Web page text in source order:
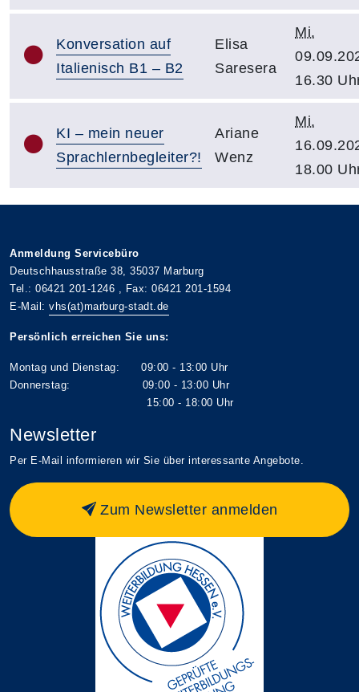
Konversation auf
Italienisch B1 – B2
Elisa
Saresera
Mi.
16.30
KI – mein neuer
Sprachlernbegleiter?!
Ariane
Wenz
Mi.
18.00
Anmeldung Servicebüro
Deutschhausstraße 38, 35037 Marburg
Tel.: 06421 201-1246 , Fax: 06421 201-1594
E-Mail: vhs(at)marburg-stadt.de
Persönlich erreichen Sie uns:
Montag und Dienstag: 09:00 - 13:00 Uhr
Donnerstag: 09:00 - 13:00 Uhr
15:00 - 18:00 Uhr
Newsletter
Per E-Mail informieren wir Sie über interessante Angebote.
Zum Newsletter anmelden